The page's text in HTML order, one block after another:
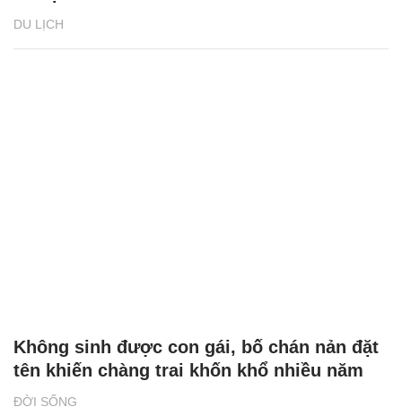
DU LỊCH
ĐỜI SỐNG
Không sinh được con gái, bố chán nản đặt
tên khiến chàng trai khốn khổ nhiều năm